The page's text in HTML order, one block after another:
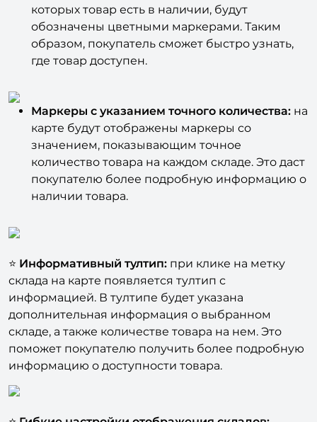
которых товар есть в наличии, будут
обозначены цветными маркерами. Таким
образом, покупатель сможет быстро узнать,
где товар доступен.
Маркеры с указанием точного количества: на
карте будут отображены маркеры со
значением, показывающим точное
количество товара на каждом складе. Это даст
покупателю более подробную информацию о
наличии товара.
⭐ Информативный тултип: при клике на метку
склада на карте появляется тултип с
информацией. В тултипе будет указана
дополнительная информация о выбранном
складе, а также количестве товара на нем. Это
поможет покупателю получить более подробную
информацию о доступности товара.